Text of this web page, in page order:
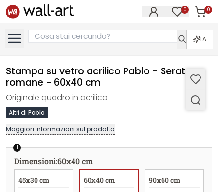
0 0
IA
Stampa su vetro acrilico Pablo - Serate
romane - 60x40 cm
Originale quadro in acrilico
Altri di Pablo
Maggiori informazioni sul prodotto
1
Dimensioni:60x40 cm
45x30 cm 60x40 cm 90x60 cm